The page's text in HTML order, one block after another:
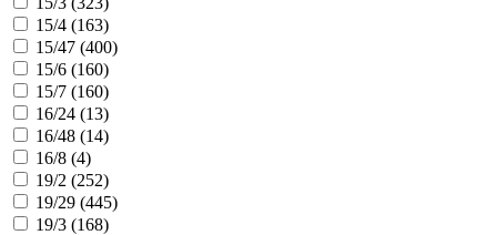
15/4 (163)
15/47 (400)
15/6 (160)
15/7 (160)
16/24 (13)
16/48 (14)
16/8 (4)
19/2 (252)
19/29 (445)
19/3 (168)